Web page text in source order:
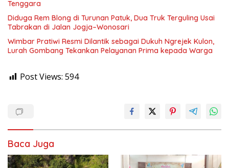
Tenggara
Diduga Rem Blong di Turunan Patuk, Dua Truk Terguling Usai
Tabrakan di Jalan Jogja–Wonosari
Wimbar Pratiwi Resmi Dilantik sebagai Dukuh Ngrejek Kulon,
Lurah Gombang Tekankan Pelayanan Prima kepada Warga
Post Views: 594
Baca Juga